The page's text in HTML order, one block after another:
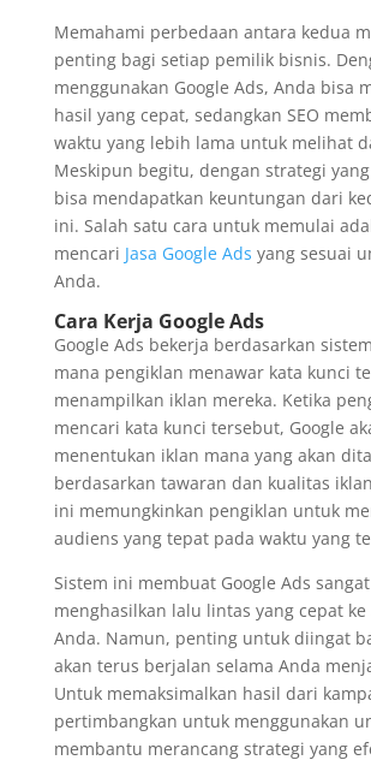
Memahami perbedaan antara kedua
penting bagi setiap pemilik bisnis.
menggunakan Google Ads, Anda bisa
hasil yang cepat, sedangkan SEO
waktu yang lebih lama untuk melihat
Meskipun begitu, dengan strategi
bisa mendapatkan keuntungan dari
ini. Salah satu cara untuk memulai
mencari Jasa Google Ads yang sesuai
Anda.
Cara Kerja Google Ads
Google Ads bekerja berdasarkan
mana pengiklan menawar kata kunci
menampilkan iklan mereka. Ketika
mencari kata kunci tersebut, Google
menentukan iklan mana yang akan
berdasarkan tawaran dan kualitas
ini memungkinkan pengiklan untuk
audiens yang tepat pada waktu yang
Sistem ini membuat Google Ads
menghasilkan lalu lintas yang cepat
Anda. Namun, penting untuk diingat
akan terus berjalan selama Anda
Untuk memaksimalkan hasil dari
pertimbangkan untuk menggunakan
membantu merancang strategi yang